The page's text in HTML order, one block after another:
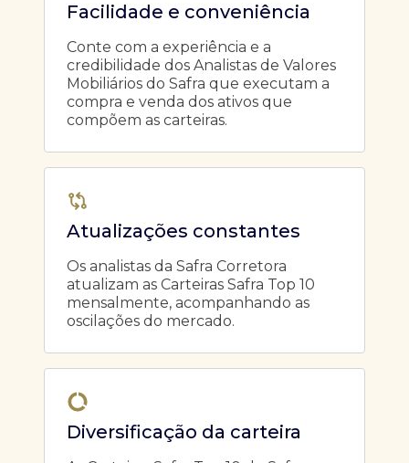
Facilidade e conveniência
Conte com a experiência e a
credibilidade dos Analistas de Valores
Mobiliários do Safra que executam a
compra e venda dos ativos que
compõem as carteiras.
Atualizações constantes
Os analistas da Safra Corretora
atualizam as Carteiras Safra Top 10
mensalmente, acompanhando as
oscilações do mercado.
Diversificação da carteira